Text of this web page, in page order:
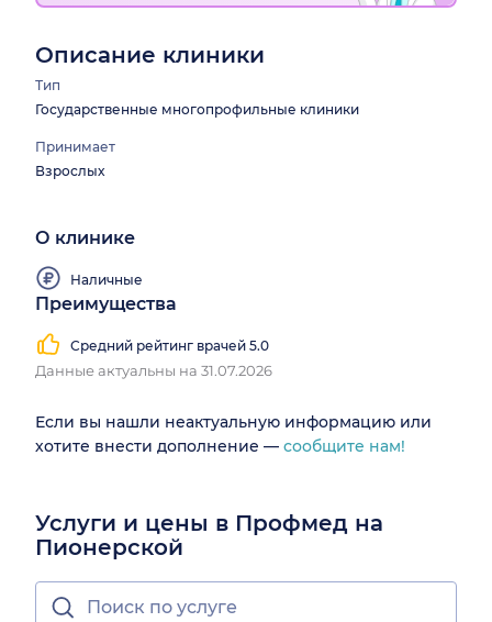
Описание клиники
Тип
Государственные многопрофильные клиники
Принимает
Взрослых
О клинике
Наличные
Преимущества
Средний рейтинг врачей 5.0
Данные актуальны на 31.07.2026
Если вы нашли неактуальную информацию или
хотите внести дополнение — сообщите нам!
Услуги и цены в Профмед на
Пионерской